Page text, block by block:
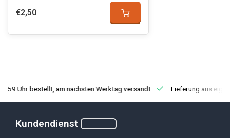
€2,50
Uhr bestellt, am nächsten Werktag versandt Lieferung aus
Kundendienst